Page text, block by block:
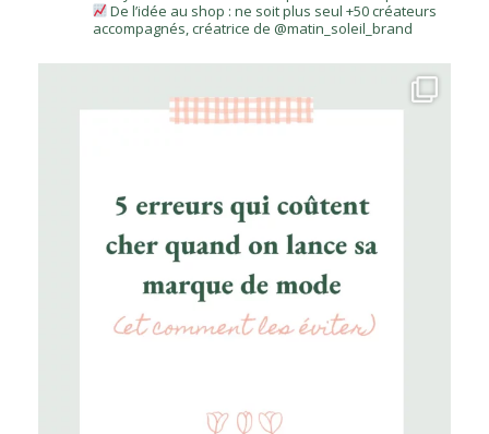
De l’idée au shop : ne soit plus seul +50 créateurs
accompagnés, créatrice de @matin_soleil_brand